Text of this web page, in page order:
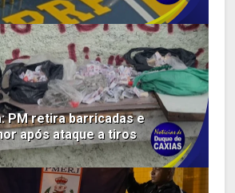
PM retira barricadas e
após ataque a tiros